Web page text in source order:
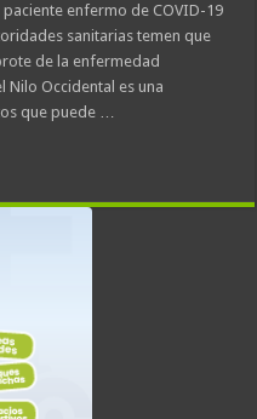
paciente enfermo de COVID-19
sanitarias temen que
de la enfermedad
Nilo Occidental es una
que puede …